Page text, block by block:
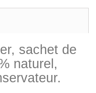
sachet de
naturel,